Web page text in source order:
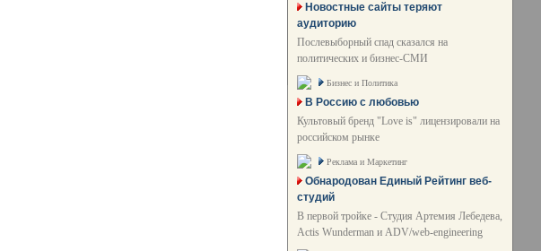
Новостные сайты теряют
аудиторию
Послевыборный спад сказался на
политических и бизнес-СМИ
Бизнес и Политика
В Россию с любовью
Культовый бренд "Love is" лицензировали на
российском рынке
Реклама и Маркетинг
Обнародован Единый Рейтинг веб-
студий
В первой тройке - Студия Артемия Лебедева,
Actis Wunderman и ADV/web-engineering